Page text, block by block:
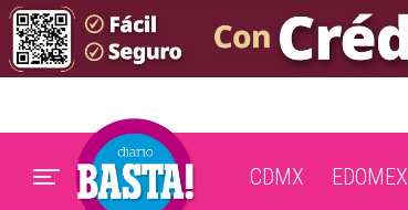
CDMX EDOMEX